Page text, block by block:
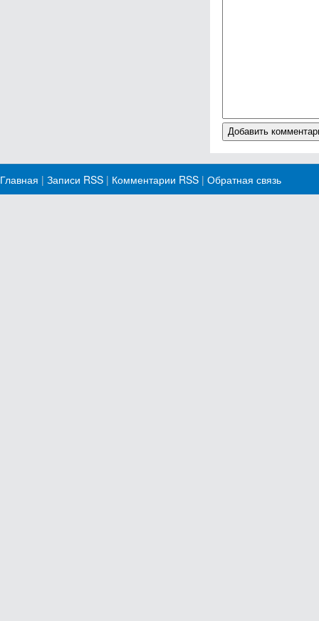
Главная | Записи RSS | Комментарии RSS | Обратная связь